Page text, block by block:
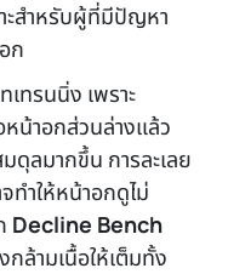
ะสำหรับผู้ที่มีปัญหา
ก
ทรนนิ่ง เพราะ
หน้าอกส่วนล่างแล้ว
ดุลมากขึ้น การละเลย
ทำให้หน้าอกดูไม่
Decline Bench
ล้ามเนื้อให้เต็มทั้ง